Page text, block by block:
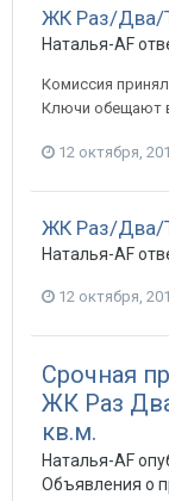
ЖК Раз/Два/
Наталья-AF
Комиссия
Ключи обещают
12 октября,
ЖК Раз/Два/
Наталья-AF
12 октября,
Срочная
ЖК Раз
кв.м.
Наталья-AF
Объявления о